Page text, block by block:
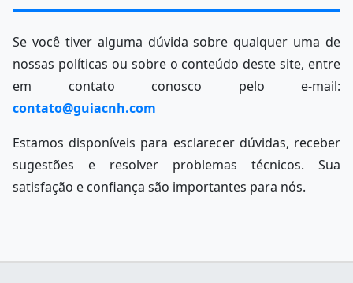
Se você tiver alguma dúvida sobre qualquer uma de
nossas políticas ou sobre o conteúdo deste site, entre
em contato conosco pelo e-mail:
contato@guiacnh.com
Estamos disponíveis para esclarecer dúvidas, receber
sugestões e resolver problemas técnicos. Sua
satisfação e confiança são importantes para nós.